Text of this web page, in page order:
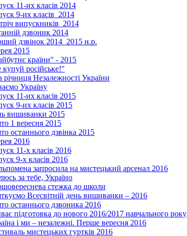
11-их класів 2014
9-их класів_2014
випускників_2014
дзвоник 2014
дзвінок 2014_2015 н.р.
2015
країни" - 2015
російське!"
річниця Незалежності України
Україну
11-их класів 2015
9-их класів 2015
вишиванки 2015
1 вересня 2015
останнього дзвінка 2015
2016
11-х класів 2016
9-х класів 2016
запросила на мистецький арсенал 2016
за тебе, Україно
стежка до школи
Всесвітній день вишиванки – 2016
останнього дзвоника 2016
підготовка до нового 2016/2017 навчального року
і ми – незалежні. Перше вересня 2016
мистецьких гуртків 2016